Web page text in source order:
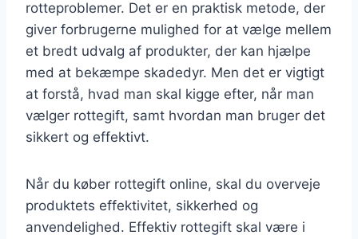
rotteproblemer. Det er en praktisk metode, der
giver forbrugerne mulighed for at vælge mellem
et bredt udvalg af produkter, der kan hjælpe
med at bekæmpe skadedyr. Men det er vigtigt
at forstå, hvad man skal kigge efter, når man
vælger rottegift, samt hvordan man bruger det
sikkert og effektivt.
Når du køber rottegift online, skal du overveje
produktets effektivitet, sikkerhed og
anvendelighed. Effektiv rottegift skal være i